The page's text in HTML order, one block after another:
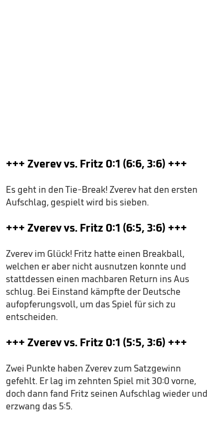
+++ Zverev vs. Fritz 0:1 (6:6, 3:6) +++
Es geht in den Tie-Break! Zverev hat den ersten
Aufschlag, gespielt wird bis sieben.
+++ Zverev vs. Fritz 0:1 (6:5, 3:6) +++
Zverev im Glück! Fritz hatte einen Breakball,
welchen er aber nicht ausnutzen konnte und
stattdessen einen machbaren Return ins Aus
schlug. Bei Einstand kämpfte der Deutsche
aufopferungsvoll, um das Spiel für sich zu
entscheiden.
+++ Zverev vs. Fritz 0:1 (5:5, 3:6) +++
Zwei Punkte haben Zverev zum Satzgewinn
gefehlt. Er lag im zehnten Spiel mit 30:0 vorne,
doch dann fand Fritz seinen Aufschlag wieder und
erzwang das 5:5.